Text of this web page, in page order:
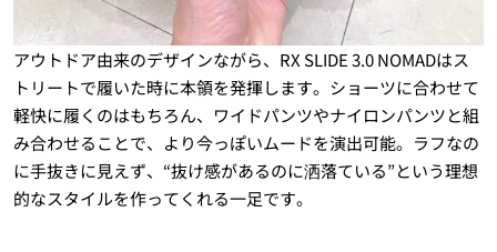
アウトドア由来のデザインながら、RX SLIDE 3.0 NOMADはス
トリートで履いた時に本領を発揮します。ショーツに合わせて
軽快に履くのはもちろん、ワイドパンツやナイロンパンツと組
み合わせることで、より今っぽいムードを演出可能。ラフなの
に手抜きに見えず、“抜け感があるのに洒落ている”という理想
的なスタイルを作ってくれる一足です。